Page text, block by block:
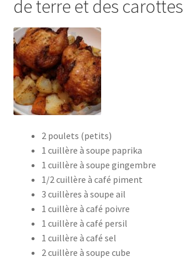
de terre et des carottes
2 poulets (petits)
1 cuillère à soupe paprika
1 cuillère à soupe gingembre
1/2 cuillère à café piment
3 cuillères à soupe ail
1 cuillère à café poivre
1 cuillère à café persil
1 cuillère à café sel
2 cuillère à soupe cube